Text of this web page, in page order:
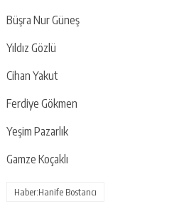
Büşra Nur Güneş
Yıldız Gözlü
Cihan Yakut
Ferdiye Gökmen
Yeşim Pazarlık
Gamze Koçaklı
Haber:Hanife Bostancı